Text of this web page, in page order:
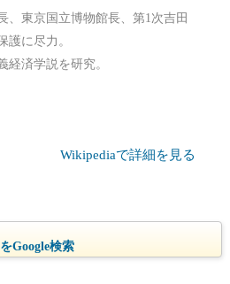
、東京国立博物館長、第1次吉田
に尽力。
済学説を研究。
Wikipediaで詳細を見る
Google検索